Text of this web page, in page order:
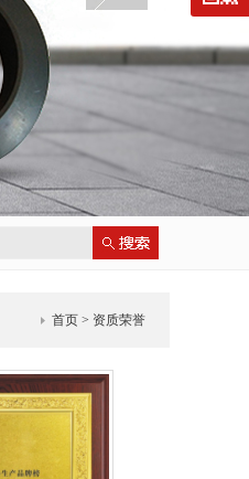
首页 > 资质荣誉